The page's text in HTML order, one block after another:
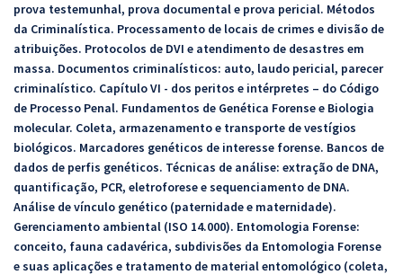
prova testemunhal, prova documental e prova pericial. Métodos
da Criminalística. Processamento de locais de crimes e divisão de
atribuições. Protocolos de DVI e atendimento de desastres em
massa. Documentos criminalísticos: auto, laudo pericial, parecer
criminalístico. Capítulo VI - dos peritos e intérpretes – do Código
de Processo Penal. Fundamentos de Genética Forense e Biologia
molecular. Coleta, armazenamento e transporte de vestígios
biológicos. Marcadores genéticos de interesse forense. Bancos de
dados de perfis genéticos. Técnicas de análise: extração de DNA,
quantificação, PCR, eletroforese e sequenciamento de DNA.
Análise de vínculo genético (paternidade e maternidade).
Gerenciamento ambiental (ISO 14.000). Entomologia Forense:
conceito, fauna cadavérica, subdivisões da Entomologia Forense
e suas aplicações e tratamento de material entomológico (coleta,